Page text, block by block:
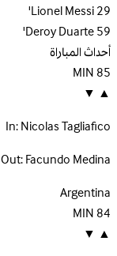
Lionel Messi29'
Deroy Duarte59'
أحداث المباراة
85
MIN
▲
▼
In:Nicolas Tagliafico
Out:Facundo Medina
Argentina
84
MIN
▲
▼